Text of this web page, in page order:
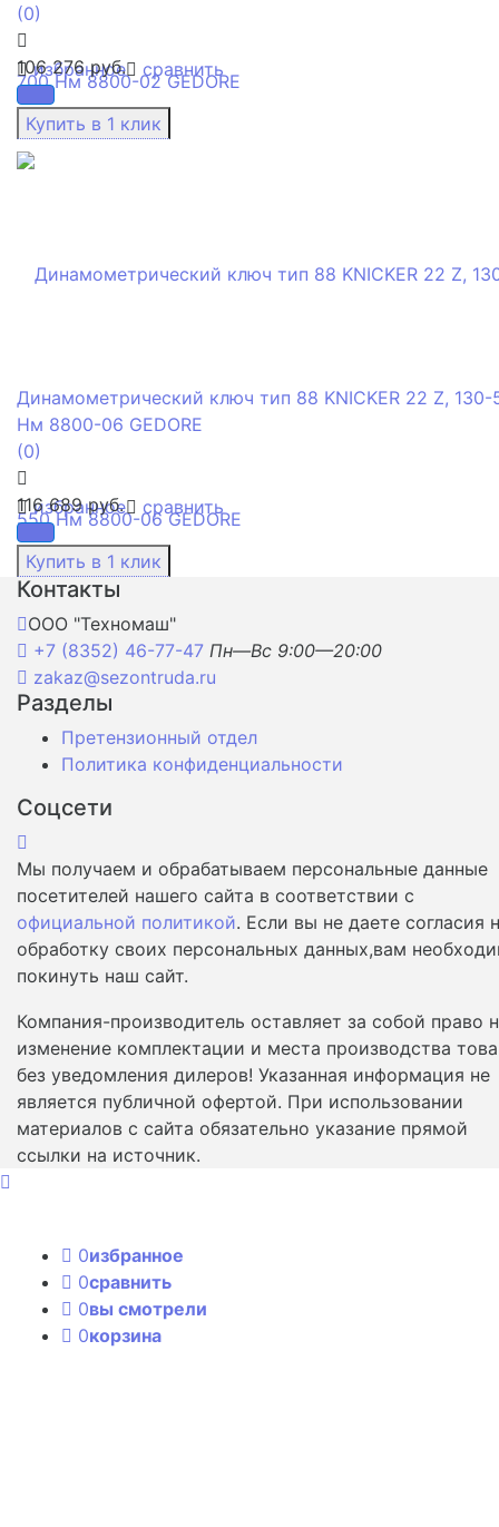
избранное сравнить
(0)
106 276 руб.
избранное сравнить
Динамометрический ключ тип 88 KNICKER 22 Z, 130-
Нм 8800-06 GEDORE
(0)
116 689 руб.
Контакты
ООО "Техномаш"
+7 (8352) 46-77-47 Пн—Вс 9:00—20:00
zakaz@sezontruda.ru
Разделы
Претензионный отдел
Политика конфиденциальности
Соцсети
Мы получаем и обрабатываем персональные данные
посетителей нашего сайта в соответствии с
официальной политикой. Если вы не даете согласия
обработку своих персональных данных,вам
покинуть наш сайт.
Компания-производитель оставляет за собой право
изменение комплектации и места производства
без уведомления дилеров! Указанная информация не
является публичной офертой. При использовании
материалов с сайта обязательно указание прямой
ссылки на источник.
0избранное
0сравнить
0вы смотрели
0корзина